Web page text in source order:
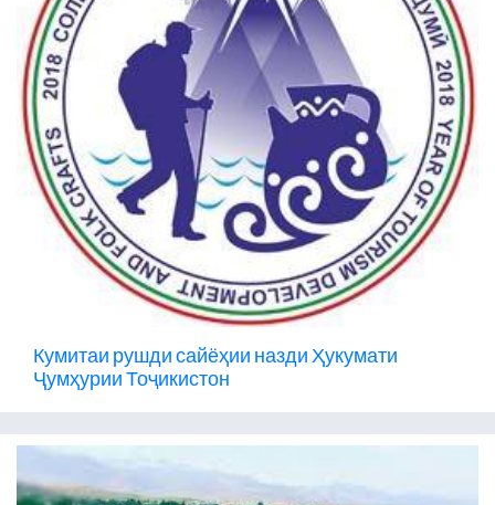
Кумитаи рушди сайёҳии назди Ҳукумати
Ҷумҳурии Тоҷикистон